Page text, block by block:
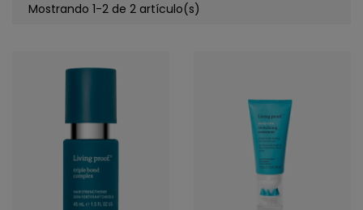
Mostrando 1-2 de 2 artículo(s)